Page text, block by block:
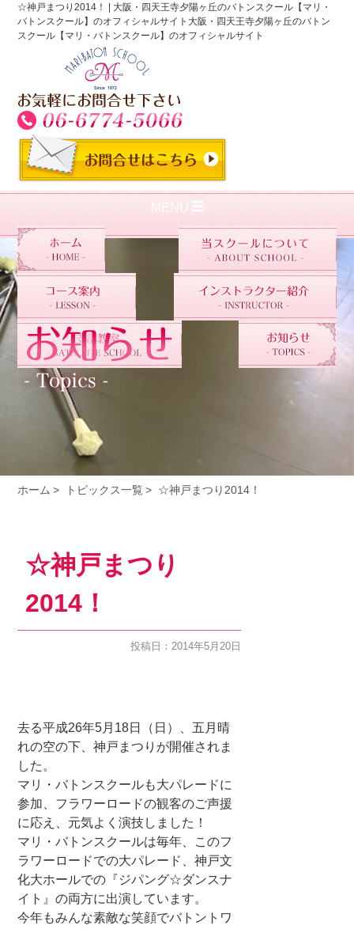
☆神戸まつり2014！ | 大阪・四天王寺夕陽ヶ丘のバトンスクール【マリ・
バトンスクール】のオフィシャルサイト大阪・四天王寺夕陽ヶ丘のバトン
スクール【マリ・バトンスクール】のオフィシャルサイト
MENU
ホーム トピックス一覧 ☆神戸まつり2014！
☆神戸まつり
2014！
投稿日：2014年5月20日
去る平成26年5月18日（日）、五月晴
れの空の下、神戸まつりが開催されま
した。
マリ・バトンスクールも大パレードに
参加、フラワーロードの観客のご声援
に応え、元気よく演技しました！
マリ・バトンスクールは毎年、このフ
ラワーロードでの大パレード、神戸文
化大ホールでの『ジパング☆ダンスナ
イト』の両方に出演しています。
今年もみんな素敵な笑顔でバトントワ